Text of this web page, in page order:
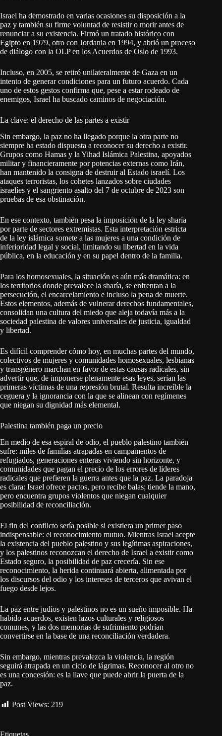
Israel ha demostrado en varias ocasiones su disposición a la
paz y también su firme voluntad de resistir o morir antes de
renunciar a su existencia. Firmó un tratado histórico con
Egipto en 1979, otro con Jordania en 1994, y abrió un proceso
de diálogo con la OLP en los Acuerdos de Oslo de 1993.
Incluso, en 2005, se retiró unilateralmente de Gaza en un
intento de generar condiciones para un futuro acuerdo. Cada
uno de estos gestos confirma que, pese a estar rodeado de
enemigos, Israel ha buscado caminos de negociación.
La clave: el derecho de las partes a existir
Sin embargo, la paz no ha llegado porque la otra parte no
siempre ha estado dispuesta a reconocer su derecho a existir.
Grupos como Hamas y la Yihad Islámica Palestina, apoyados
militar y financieramente por potencias externas como Irán,
han mantenido la consigna de destruir al Estado israelí. Los
ataques terroristas, los cohetes lanzados sobre ciudades
israelíes y el sangriento asalto del 7 de octubre de 2023 son
pruebas de esa obstinación.
En ese contexto, también pesa la imposición de la ley sharía
por parte de sectores extremistas. Esta interpretación estricta
de la ley islámica somete a las mujeres a una condición de
inferioridad legal y social, limitando su libertad en la vida
pública, en la educación y en su papel dentro de la familia.
Para los homosexuales, la situación es aún más dramática: en
los territorios donde prevalece la sharía, se enfrentan a la
persecución, el encarcelamiento e incluso la pena de muerte.
Estos elementos, además de vulnerar derechos fundamentales,
consolidan una cultura del miedo que aleja todavía más a la
sociedad palestina de valores universales de justicia, igualdad
y libertad.
Es difícil comprender cómo hoy, en muchas partes del mundo,
colectivos de mujeres y comunidades homosexuales, lesbianas
y transgénero marchan en favor de estas causas radicales, sin
advertir que, de imponerse plenamente esas leyes, serían las
primeras víctimas de una represión brutal. Resulta increíble la
ceguera y la ignorancia con la que se alinean con regímenes
que niegan su dignidad más elemental.
Palestina también paga un precio
En medio de esa espiral de odio, el pueblo palestino también
sufre: miles de familias atrapadas en campamentos de
refugiados, generaciones enteras viviendo sin horizonte, y
comunidades que pagan el precio de los errores de líderes
radicales que prefieren la guerra antes que la paz. La paradoja
es clara: Israel ofrece pactos, pero recibe balas; tiende la mano,
pero encuentra grupos violentos que niegan cualquier
posibilidad de reconciliación.
El fin del conflicto sería posible si existiera un primer paso
indispensable: el reconocimiento mutuo. Mientras Israel acepte
la existencia del pueblo palestino y sus legítimas aspiraciones,
y los palestinos reconozcan el derecho de Israel a existir como
Estado seguro, la posibilidad de paz crecería. Sin ese
reconocimiento, la herida continuará abierta, alimentada por
los discursos del odio y los intereses de terceros que avivan el
fuego desde lejos.
La paz entre judíos y palestinos no es un sueño imposible. Ha
habido acuerdos, existen lazos culturales y religiosos
comunes, y las dos memorias de sufrimiento podrían
convertirse en la base de una reconciliación verdadera.
Sin embargo, mientras prevalezca la violencia, la región
seguirá atrapada en un ciclo de lágrimas. Reconocer al otro no
es una concesión: es la llave que puede abrir la puerta de la
paz.
Post Views: 219